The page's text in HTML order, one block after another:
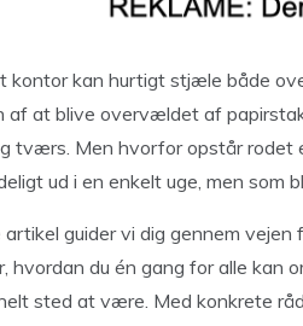
kontor kan hurtigt stjæle både
af at blive overvældet af
tværs. Men hvorfor opstår rodet
ud i en enkelt uge, men som
artikel guider vi dig gennem
hvordan du én gang for alle kan
sted at være. Med konkrete